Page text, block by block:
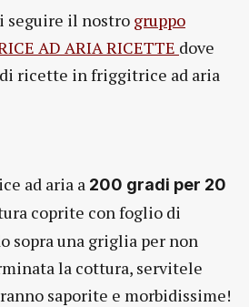
seguire il nostro gruppo
AD ARIA RICETTE dove
ricette in friggitrice ad aria
ad aria a 200 gradi per 20
coprite con foglio di
sopra una griglia per non
la cottura, servitele
saporite e morbidissime!